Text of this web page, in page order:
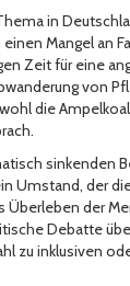
in
Mangel an
Zeit für eine
von
die
sinkenden
Umstand, der
Überleben der
Debatte
zu inklusiven